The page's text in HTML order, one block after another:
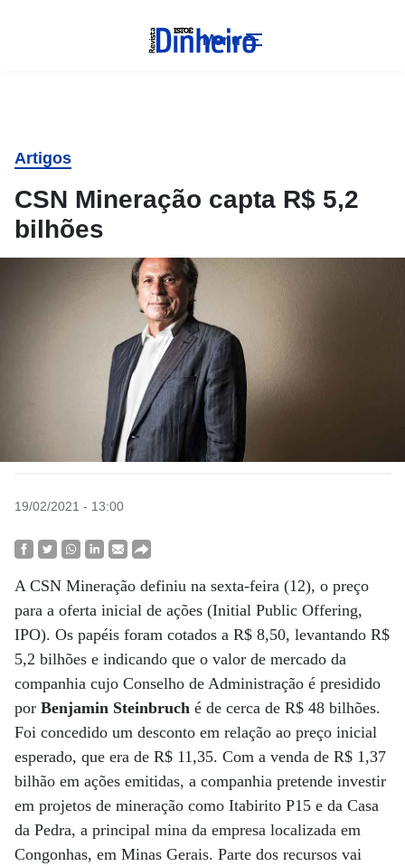
Menu
Artigos
CSN Mineração capta R$ 5,2
bilhões
19/02/2021 - 13:00
A CSN Mineração definiu na sexta-feira (12), o preço
para a oferta inicial de ações (Initial Public Offering,
IPO). Os papéis foram cotados a R$ 8,50, levantando R$
5,2 bilhões e indicando que o valor de mercado da
companhia cujo Conselho de Administração é presidido
por Benjamin Steinbruch é de cerca de R$ 48 bilhões.
Foi concedido um desconto em relação ao preço inicial
esperado, que era de R$ 11,35. Com a venda de R$ 1,37
bilhão em ações emitidas, a companhia pretende investir
em projetos de mineração como Itabirito P15 e da Casa
da Pedra, a principal mina da empresa localizada em
Congonhas, em Minas Gerais. Parte dos recursos vai